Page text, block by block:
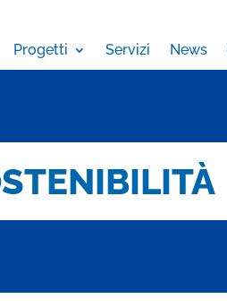
Progetti Servizi News